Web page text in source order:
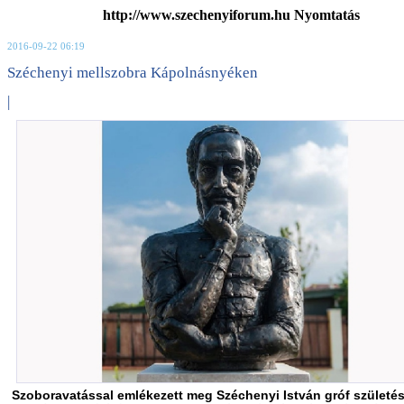
http://www.szechenyiforum.hu Nyomtatás
2016-09-22 06:19
Széchenyi mellszobra Kápolnásnyéken
|
Szoboravatással emlékezett meg Széchenyi István gróf